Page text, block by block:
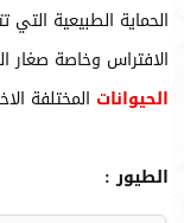
الحماية الطبيعية
الافتراس وخاصة
الحيوانات المختلفة
الطيور :